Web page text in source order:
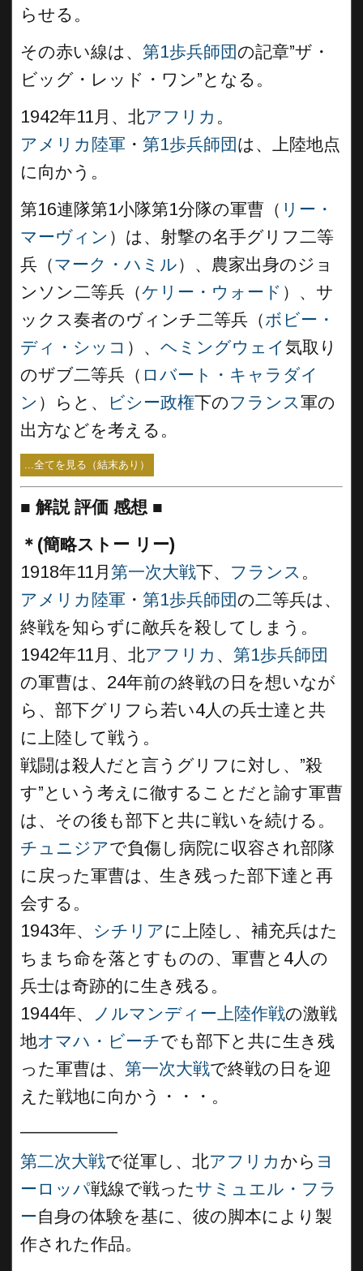
らせる。
その赤い線は、 第1歩兵師団の記章”ザ・
ビッグ・レッド・ワン”となる。
1942年11月、北アフリカ 。
アメリカ陸軍 ・ 第1歩兵師団は、上陸地点
に向かう。
第16連隊第1小隊第1分隊の軍曹（ リー・
マーヴィン ）は、射撃の名手グリフ二等
兵（マーク・ハミル）、農家出身のジョ
ンソン二等兵（ケリー・ウォード ）、サ
ックス奏者のヴィンチ二等兵（ボビー・
ディ・シッコ ）、 ヘミングウェイ気取り
のザブ二等兵（ ロバート・キャラダイ
ン ）らと、 ビシー政権下のフランス軍の
出方などを考える。
...全てを見る（結末あり）
■ 解説 評価 感想 ■
＊(簡略ストー リー)
1918年11月 第一次大戦下、 フランス 。
アメリカ陸軍 ・ 第1歩兵師団の二等兵は、
終戦を知らずに敵兵を殺してしまう。
1942年11月、北アフリカ 、 第1歩兵師団
の軍曹は、24年前の終戦の日を想いなが
ら、部下グリフら若い4人の兵士達と共
に上陸して戦う。
戦闘は殺人だと言うグリフに対し、”殺
す”という考えに徹することだと諭す軍曹
は、その後も部下と共に戦いを続ける。
チュニジアで負傷し病院に収容され部隊
に戻った軍曹は、生き残った部下達と再
会する。
1943年、 シチリアに上陸し、補充兵はた
ちまち命を落とすものの、軍曹と4人の
兵士は奇跡的に生き残る。
1944年、
ノルマンディー上陸作戦の激戦
地オマハ・ビーチでも部下と共に生き残
った軍曹は、 第一次大戦で終戦の日を迎
えた戦地に向かう・・・。
第二次大戦で従軍し、北アフリカ から ヨ
ーロッパ戦線で戦ったサミュエル・フラ
ー自身の体験を基に、彼の脚本により製
作された作品。